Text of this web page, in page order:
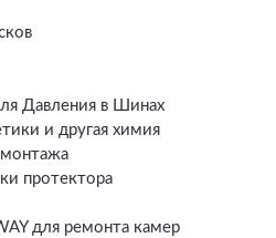
Давления в Шинах
и другая химия
протектора
для ремонта камер